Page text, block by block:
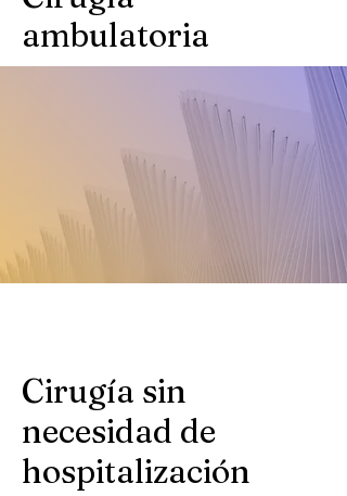
ambulatoria
Cirugía sin
necesidad de
hospitalización